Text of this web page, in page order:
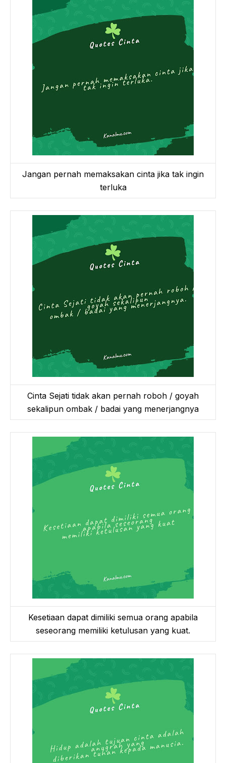
Jangan pernah memaksakan cinta jika tak ingin
terluka
Cinta Sejati tidak akan pernah roboh / goyah
sekalipun ombak / badai yang menerjangnya
Kesetiaan dapat dimiliki semua orang apabila
seseorang memiliki ketulusan yang kuat.